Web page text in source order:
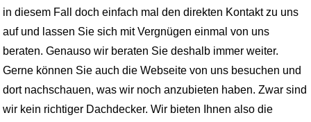
in diesem Fall doch einfach mal den direkten Kontakt zu uns
auf und lassen Sie sich mit Vergnügen einmal von uns
beraten. Genauso wir beraten Sie deshalb immer weiter.
Gerne können Sie auch die Webseite von uns besuchen und
dort nachschauen, was wir noch anzubieten haben. Zwar sind
wir kein richtiger Dachdecker. Wir bieten Ihnen also die